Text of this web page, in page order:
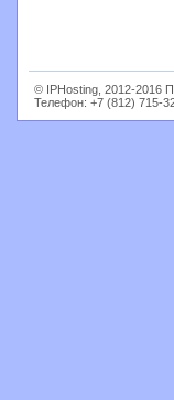
© IPHosting, 2012-2016
Телефон: +7 (812) 715-